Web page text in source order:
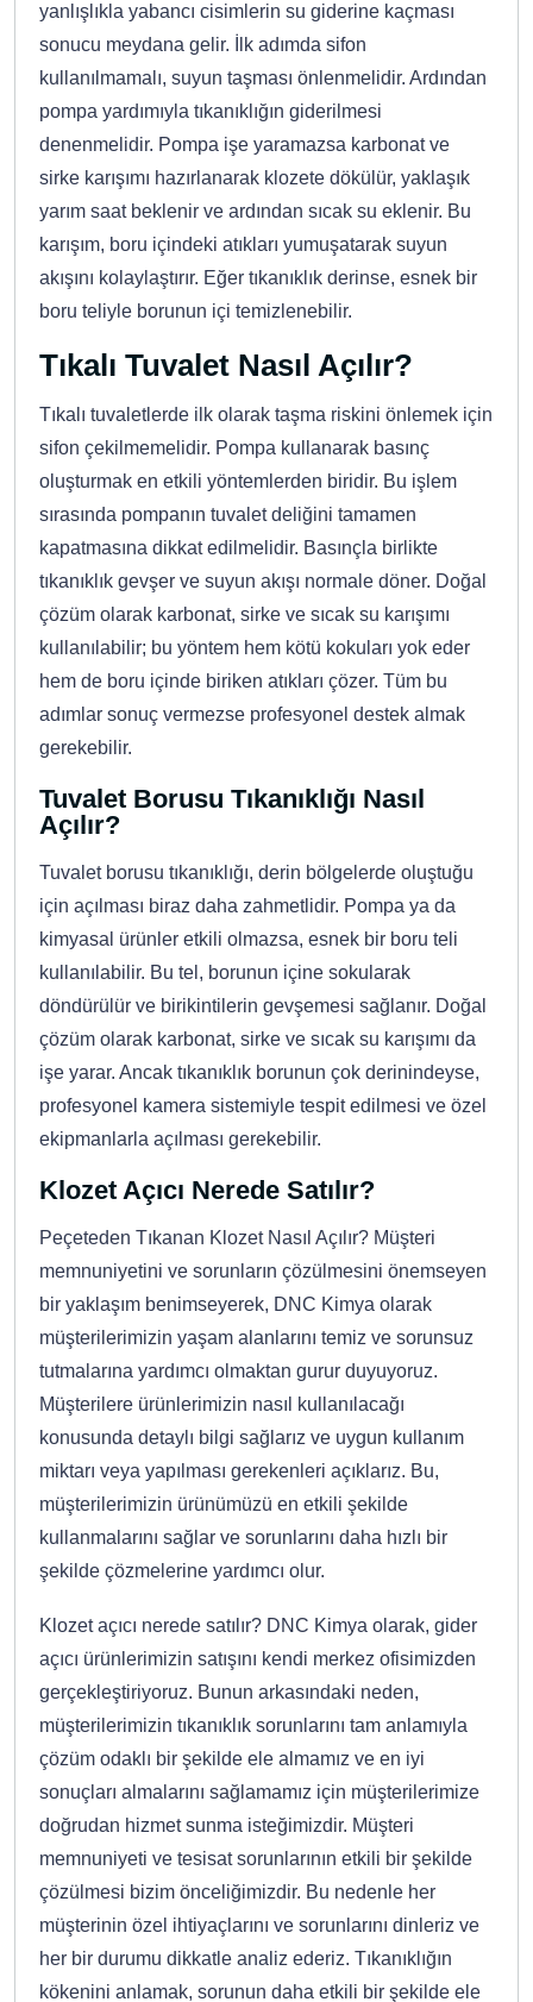
yanlışlıkla yabancı cisimlerin su giderine kaçması
sonucu meydana gelir. İlk adımda sifon
kullanılmamalı, suyun taşması önlenmelidir. Ardından
pompa yardımıyla tıkanıklığın giderilmesi
denenmelidir. Pompa işe yaramazsa karbonat ve
sirke karışımı hazırlanarak klozete dökülür, yaklaşık
yarım saat beklenir ve ardından sıcak su eklenir. Bu
karışım, boru içindeki atıkları yumuşatarak suyun
akışını kolaylaştırır. Eğer tıkanıklık derinse, esnek bir
boru teliyle borunun içi temizlenebilir.
Tıkalı Tuvalet Nasıl Açılır?
Tıkalı tuvaletlerde ilk olarak taşma riskini önlemek için
sifon çekilmemelidir. Pompa kullanarak basınç
oluşturmak en etkili yöntemlerden biridir. Bu işlem
sırasında pompanın tuvalet deliğini tamamen
kapatmasına dikkat edilmelidir. Basınçla birlikte
tıkanıklık gevşer ve suyun akışı normale döner. Doğal
çözüm olarak karbonat, sirke ve sıcak su karışımı
kullanılabilir; bu yöntem hem kötü kokuları yok eder
hem de boru içinde biriken atıkları çözer. Tüm bu
adımlar sonuç vermezse profesyonel destek almak
gerekebilir.
Tuvalet Borusu Tıkanıklığı Nasıl
Açılır?
Tuvalet borusu tıkanıklığı, derin bölgelerde oluştuğu
için açılması biraz daha zahmetlidir. Pompa ya da
kimyasal ürünler etkili olmazsa, esnek bir boru teli
kullanılabilir. Bu tel, borunun içine sokularak
döndürülür ve birikintilerin gevşemesi sağlanır. Doğal
çözüm olarak karbonat, sirke ve sıcak su karışımı da
işe yarar. Ancak tıkanıklık borunun çok derinindeyse,
profesyonel kamera sistemiyle tespit edilmesi ve özel
ekipmanlarla açılması gerekebilir.
Klozet Açıcı Nerede Satılır?
Peçeteden Tıkanan Klozet Nasıl Açılır? Müşteri
memnuniyetini ve sorunların çözülmesini önemseyen
bir yaklaşım benimseyerek, DNC Kimya olarak
müşterilerimizin yaşam alanlarını temiz ve sorunsuz
tutmalarına yardımcı olmaktan gurur duyuyoruz.
Müşterilere ürünlerimizin nasıl kullanılacağı
konusunda detaylı bilgi sağlarız ve uygun kullanım
miktarı veya yapılması gerekenleri açıklarız. Bu,
müşterilerimizin ürünümüzü en etkili şekilde
kullanmalarını sağlar ve sorunlarını daha hızlı bir
şekilde çözmelerine yardımcı olur.
Klozet açıcı nerede satılır? DNC Kimya olarak, gider
açıcı ürünlerimizin satışını kendi merkez ofisimizden
gerçekleştiriyoruz. Bunun arkasındaki neden,
müşterilerimizin tıkanıklık sorunlarını tam anlamıyla
çözüm odaklı bir şekilde ele almamız ve en iyi
sonuçları almalarını sağlamamız için müşterilerimize
doğrudan hizmet sunma isteğimizdir. Müşteri
memnuniyeti ve tesisat sorunlarının etkili bir şekilde
çözülmesi bizim önceliğimizdir. Bu nedenle her
müşterinin özel ihtiyaçlarını ve sorunlarını dinleriz ve
her bir durumu dikkatle analiz ederiz. Tıkanıklığın
kökenini anlamak, sorunun daha etkili bir şekilde ele